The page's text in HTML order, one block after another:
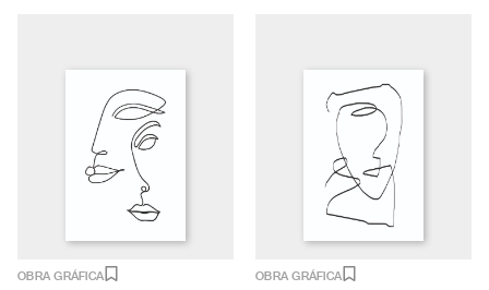
OBRA GRÁFICA OBRA GRÁFICA